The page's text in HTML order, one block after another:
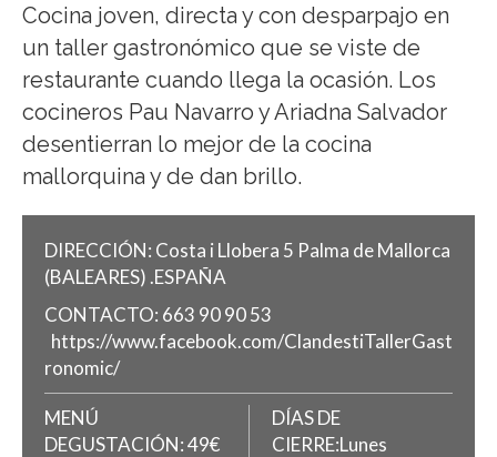
Cocina joven, directa y con desparpajo en
un taller gastronómico que se viste de
restaurante cuando llega la ocasión. Los
cocineros Pau Navarro y Ariadna Salvador
desentierran lo mejor de la cocina
mallorquina y de dan brillo.
DIRECCIÓN: Costa i Llobera 5 Palma de Mallorca
(BALEARES) .ESPAÑA
CONTACTO: 663 90 90 53
https://www.facebook.com/ClandestiTallerGast
ronomic/
MENÚ
DEGUSTACIÓN:49€
DÍAS DE
CIERRE:Lunes